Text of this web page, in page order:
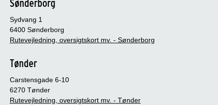
Sønderborg
Sydvang 1
6400 Sønderborg
Rutevejledning, oversigtskort mv. - Sønderborg
Tønder
Carstensgade 6-10
6270 Tønder
Rutevejledning, oversigtskort mv. - Tønder